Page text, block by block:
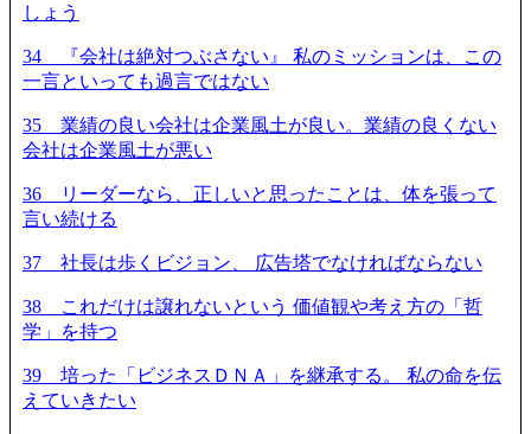
しょう
34 『会社は絶対つぶさない』 私のミッションは、この
一言といっても過言ではない
35 業績の良い会社は企業風土が良い。業績の良くない
会社は企業風土が悪い
36 リーダーなら、正しいと思ったことは、体を張って
言い続ける
37 社長は歩くビジョン、 広告塔でなければならない
38 これだけは譲れないという 価値観や考え方の「哲
学」を持つ
39 培った「ビジネスＤＮＡ」を継承する。 私の命を伝
えていきたい